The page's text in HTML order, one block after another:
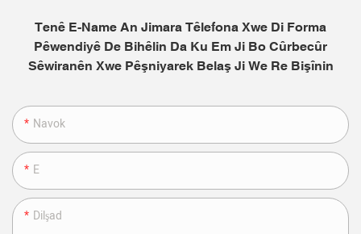
Tenê E-Name An Jimara Têlefona Xwe Di Forma
Pêwendiyê De Bihêlin Da Ku Em Ji Bo Cûrbecûr
Sêwiranên Xwe Pêşniyarek Belaş Ji We Re Bişînin
Navok
E
Dilşad